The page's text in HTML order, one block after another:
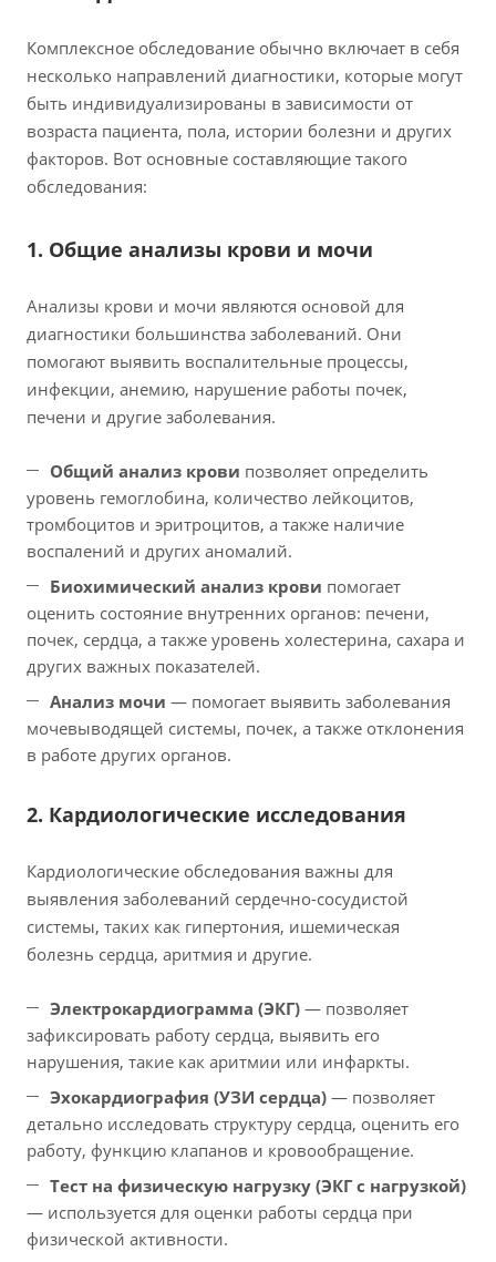
Комплексное обследование обычно включает в себя
несколько направлений диагностики, которые могут
быть индивидуализированы в зависимости от
возраста пациента, пола, истории болезни и других
факторов. Вот основные составляющие такого
обследования:
1. Общие анализы крови и мочи
Анализы крови и мочи являются основой для
диагностики большинства заболеваний. Они
помогают выявить воспалительные процессы,
инфекции, анемию, нарушение работы почек,
печени и другие заболевания.
Общий анализ крови позволяет определить
уровень гемоглобина, количество лейкоцитов,
тромбоцитов и эритроцитов, а также наличие
воспалений и других аномалий.
Биохимический анализ крови помогает
оценить состояние внутренних органов: печени,
почек, сердца, а также уровень холестерина, сахара и
других важных показателей.
Анализ мочи — помогает выявить заболевания
мочевыводящей системы, почек, а также отклонения
в работе других органов.
2. Кардиологические исследования
Кардиологические обследования важны для
выявления заболеваний сердечно-сосудистой
системы, таких как гипертония, ишемическая
болезнь сердца, аритмия и другие.
Электрокардиограмма (ЭКГ) — позволяет
зафиксировать работу сердца, выявить его
нарушения, такие как аритмии или инфаркты.
Эхокардиография (УЗИ сердца) — позволяет
детально исследовать структуру сердца, оценить его
работу, функцию клапанов и кровообращение.
Тест на физическую нагрузку (ЭКГ с нагрузкой)
— используется для оценки работы сердца при
физической активности.